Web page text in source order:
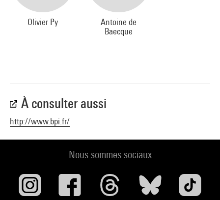
Olivier Py
Antoine de
Baecque
À consulter aussi
http://www.bpi.fr/
Nous sommes sociaux